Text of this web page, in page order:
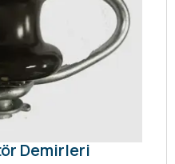
Demirleri